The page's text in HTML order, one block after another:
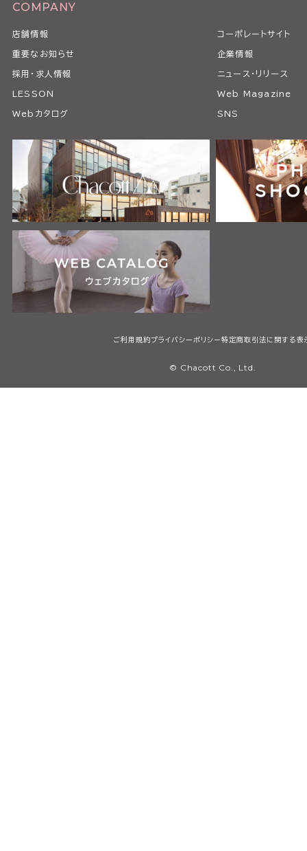
COMPANY
店舗情報 コーポレートサイト
重要なお知らせ 企業情報
採用・求人情報 ニュース・リリース
LESSON Web Magazine
Webカタログ SNS
ご利用規約プライバシーポリシー特定商取引法に関する表
© Chacott Co., Ltd.